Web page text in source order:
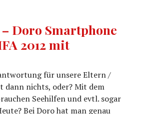
– Doro Smartphone
2012 mit
für unsere Eltern /
dann nichts, oder? Mit dem
Seehilfen und evtl. sogar
Bei Doro hat man genau